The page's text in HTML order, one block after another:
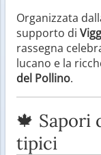
Organizzata
supporto di
rassegna
lucano e la
del Pollino.
🍁 Sapori
tipici